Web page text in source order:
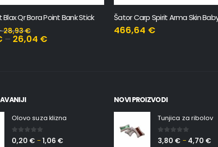
Spirit Arma Skin Baby Dolmen
€
Carp Spirit Blax Bank Stick
11,02€– 24,95
Olovo suza klizna
0 out of 5
0,20 € –1,06 €
NOVI PROIZVODI
Tunjica za ribolov
0 out of 5
3,80 € – 4,70 €